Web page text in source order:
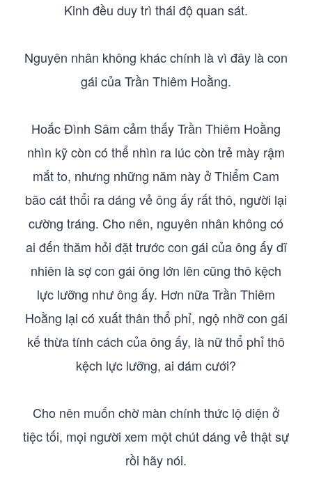
Kinh đều duy trì thái độ quan sát.
Nguyên nhân không khác chính là vì đây là con
gái của Trần Thiêm Hoằng.
Hoắc Đình Sâm cảm thấy Trần Thiêm Hoằng
nhìn kỹ còn có thể nhìn ra lúc còn trẻ mày rậm
mắt to, nhưng những năm này ở Thiểm Cam
bão cát thổi ra dáng vẻ ông ấy rất thô, người lại
cường tráng. Cho nên, nguyên nhân không có
ai đến thăm hỏi đặt trước con gái của ông ấy dĩ
nhiên là sợ con gái ông lớn lên cũng thô kệch
lực lưỡng như ông ấy. Hơn nữa Trần Thiêm
Hoằng lại có xuất thân thổ phỉ, ngộ nhỡ con gái
kế thừa tính cách của ông ấy, là nữ thổ phỉ thô
kệch lực lưỡng, ai dám cưới?
Cho nên muốn chờ màn chính thức lộ diện ở
tiệc tối, mọi người xem một chút dáng vẻ thật sự
rồi hãy nói.